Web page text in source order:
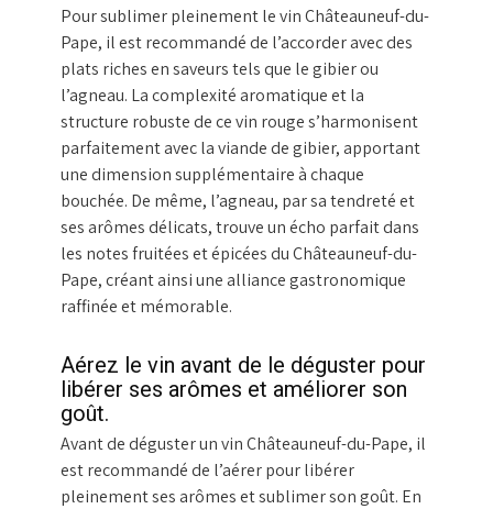
Pour sublimer pleinement le vin Châteauneuf-du-
Pape, il est recommandé de l’accorder avec des
plats riches en saveurs tels que le gibier ou
l’agneau. La complexité aromatique et la
structure robuste de ce vin rouge s’harmonisent
parfaitement avec la viande de gibier, apportant
une dimension supplémentaire à chaque
bouchée. De même, l’agneau, par sa tendreté et
ses arômes délicats, trouve un écho parfait dans
les notes fruitées et épicées du Châteauneuf-du-
Pape, créant ainsi une alliance gastronomique
raffinée et mémorable.
Aérez le vin avant de le déguster pour
libérer ses arômes et améliorer son
goût.
Avant de déguster un vin Châteauneuf-du-Pape, il
est recommandé de l’aérer pour libérer
pleinement ses arômes et sublimer son goût. En